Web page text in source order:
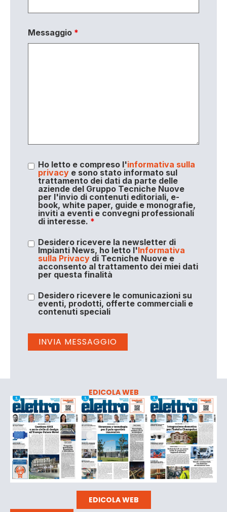
Messaggio *
Ho letto e compreso l'informativa sulla
privacye sono stato informato sul
trattamento dei dati da parte delle
aziende del Gruppo Tecniche Nuove
per l'invio di contenuti editoriali, e-
book, white paper, guide e monografie,
inviti a eventi e convegni professionali
di interesse. *
Desidero ricevere la newsletter di
Impianti News, ho letto l'Informativa
sulla Privacydi Tecniche Nuove e
acconsento al trattamento dei miei dati
per questa finalità
Desidero ricevere le comunicazioni su
eventi, prodotti, offerte commerciali e
contenuti speciali
EDICOLA WEB
EDICOLA WEB